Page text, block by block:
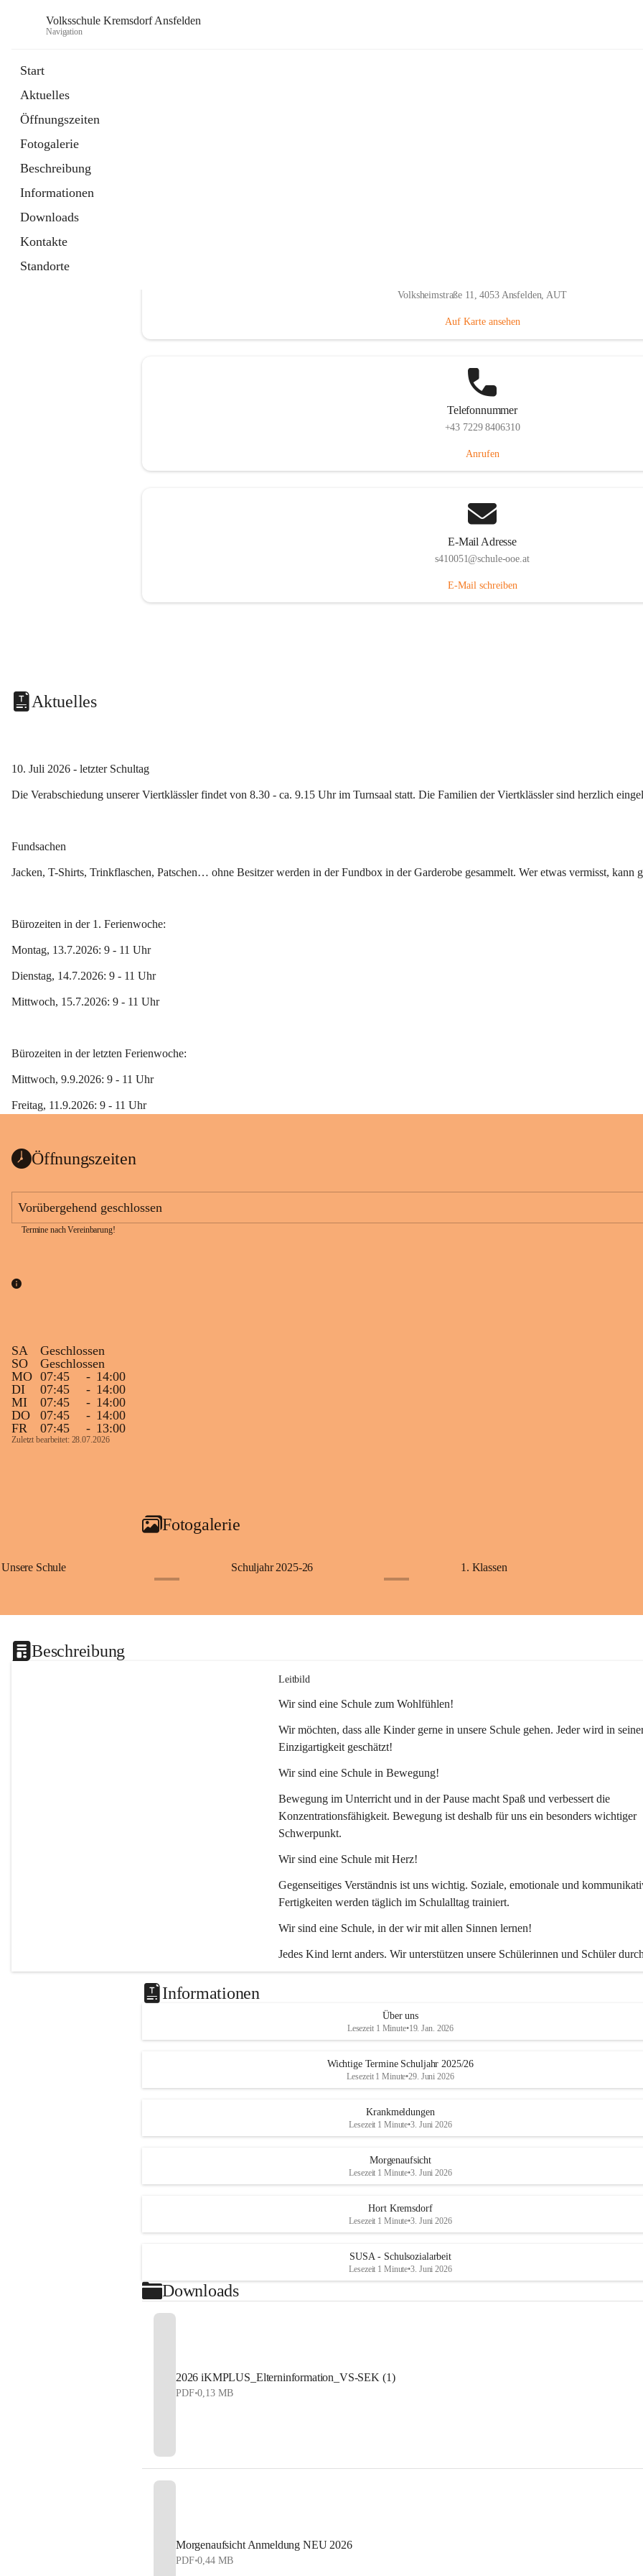
Volksschule Kremsdorf Ansfelden
Navigation
Start
Aktuelles
Öffnungszeiten
Fotogalerie
Beschreibung
Informationen
Downloads
Kontakte
Standorte
Volksheimstraße 11, 4053 Ansfelden, AUT
Auf Karte ansehen
Telefonnummer
+43 7229 8406310
Anrufen
E-Mail Adresse
s410051@schule-ooe.at
E-Mail schreiben
Aktuelles
10. Juli 2026 - letzter Schultag
Die Verabschiedung unserer Viertklässler findet von 8.30 - ca. 9.15 Uhr im Turnsaal statt. Die Familien der Viertklässler sind herzlich
Fundsachen
Jacken, T-Shirts, Trinkflaschen, Patschen… ohne Besitzer werden in der Fundbox in der Garderobe gesammelt. Wer etwas vermisst, kann
Bürozeiten in der 1. Ferienwoche:
Montag, 13.7.2026: 9 - 11 Uhr
Dienstag, 14.7.2026: 9 - 11 Uhr
Mittwoch, 15.7.2026: 9 - 11 Uhr
Bürozeiten in der letzten Ferienwoche:
Mittwoch, 9.9.2026: 9 - 11 Uhr
Freitag, 11.9.2026: 9 - 11 Uhr
Öffnungszeiten
Vorübergehend geschlossen
Termine nach Vereinbarung!
SA
Geschlossen
SO
Geschlossen
MO 07:45 - 14:00
DI
07:45 - 14:00
MI
07:45 - 14:00
DO
07:45 - 14:00
FR
07:45 - 13:00
Zuletzt bearbeitet: 28.07.2026
Fotogalerie
Unsere Schule Schuljahr 2025-26 1. Klassen
Beschreibung
Leitbild
Wir sind eine Schule zum Wohlfühlen!
Wir möchten, dass alle Kinder gerne in unsere Schule gehen. Jeder wird in
Einzigartigkeit geschätzt!
Wir sind eine Schule in Bewegung!
Bewegung im Unterricht und in der Pause macht Spaß und verbessert die
Konzentrationsfähigkeit. Bewegung ist deshalb für uns ein besonders wichtiger
Schwerpunkt.
Wir sind eine Schule mit Herz!
Gegenseitiges Verständnis ist uns wichtig. Soziale, emotionale und
Fertigkeiten werden täglich im Schulalltag trainiert.
Wir sind eine Schule, in der wir mit allen Sinnen lernen!
Jedes Kind lernt anders. Wir unterstützen unsere Schülerinnen und Schüler
unterschiedliche Methoden dabei, die bestmöglichen Lernergebnisse zu erzielen.
Informationen
Über uns
Lesezeit 1 Minute•19. Jan. 2026
Wichtige Termine Schuljahr 2025/26
Lesezeit 1 Minute•29. Juni 2026
Krankmeldungen
Lesezeit 1 Minute•3. Juni 2026
Morgenaufsicht
Lesezeit 1 Minute•3. Juni 2026
Hort Kremsdorf
Lesezeit 1 Minute•3. Juni 2026
SUSA - Schulsozialarbeit
Lesezeit 1 Minute•3. Juni 2026
Downloads
2026 iKMPLUS_Elterninformation_VS-SEK (1)
PDF•0,13 MB
Morgenaufsicht Anmeldung NEU 2026
PDF•0,44 MB